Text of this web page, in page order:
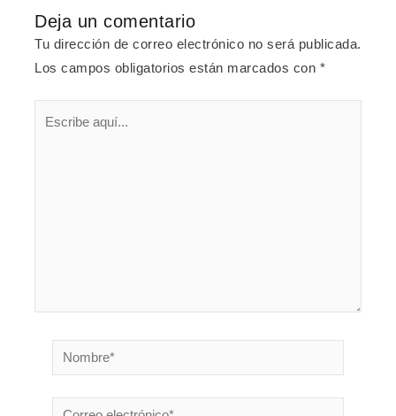
Deja un comentario
Tu dirección de correo electrónico no será publicada.
Los campos obligatorios están marcados con *
Nombre*
Correo